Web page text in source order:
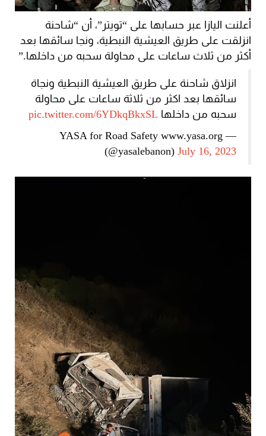
أعلنت اليازا عبر حسابها على “تويتر”، أن “شاحنة
انزلقت على طريق العيشية النبطية، ونجا سائقها بعد
أكثر من ثلاث ساعات على محاولة سحبه من داخلها.”
انزلاق شاحنة على طريق العيشية النبطية ونجاة
سائقها بعد اكثر من ثلاثة ساعات على محاولة
سحبه من داخلها pic.twitter.com/6YDkqBkxSL
— YASA for Road Safety www.yasa.org
(@yasalebanon) July 16, 2023